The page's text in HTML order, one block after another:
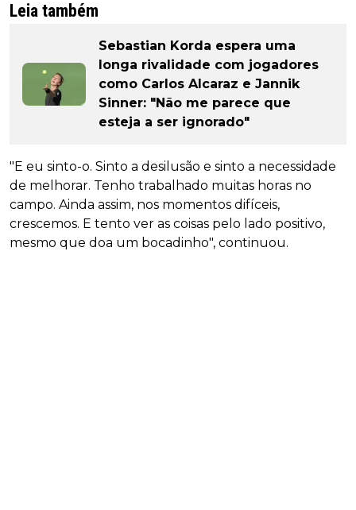
Leia também
Sebastian Korda espera uma
longa rivalidade com jogadores
como Carlos Alcaraz e Jannik
Sinner: "Não me parece que
esteja a ser ignorado"
"E eu sinto-o. Sinto a desilusão e sinto a necessidade
de melhorar. Tenho trabalhado muitas horas no
campo. Ainda assim, nos momentos difíceis,
crescemos. E tento ver as coisas pelo lado positivo,
mesmo que doa um bocadinho", continuou.